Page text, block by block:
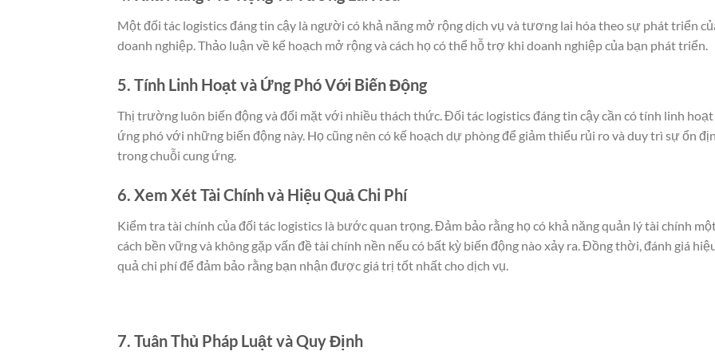
Một đối tác logistics đáng tin cậy là người có khả năng mở rộng dịch vụ và tương lai hóa theo sự phát triển
doanh nghiệp. Thảo luận về kế hoạch mở rộng và cách họ có thể hỗ trợ khi doanh nghiệp của bạn phát triển.
5. Tính Linh Hoạt và Ứng Phó Với Biến Động
Thị trường luôn biến động và đối mặt với nhiều thách thức. Đối tác logistics đáng tin cậy cần có tính linh hoạt
ứng phó với những biến động này. Họ cũng nên có kế hoạch dự phòng để giảm thiểu rủi ro và duy trì sự ổn
trong chuỗi cung ứng.
6. Xem Xét Tài Chính và Hiệu Quả Chi Phí
Kiểm tra tài chính của đối tác logistics là bước quan trọng. Đảm bảo rằng họ có khả năng quản lý tài chính
cách bền vững và không gặp vấn đề tài chính nền nếu có bất kỳ biến động nào xảy ra. Đồng thời, đánh giá
quả chi phí để đảm bảo rằng bạn nhận được giá trị tốt nhất cho dịch vụ.
7. Tuân Thủ Pháp Luật và Quy Định